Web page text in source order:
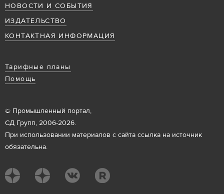
НОВОСТИ И СОБЫТИЯ
ИЗДАТЕЛЬСТВО
КОНТАКТНАЯ ИНФОРМАЦИЯ
Тарифные планы
Помощь
© Промышленный портал,
СД Групп, 2006-2026.
При использовании материалов с сайта ссылка на источник
обязательна.